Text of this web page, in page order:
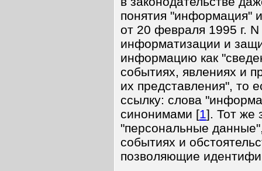
понятия "информация"
от 20 февраля 1995 г.
информатизации и
информацию как
событиях, явлениях и
их представления", то
ссылку: слова
синонимами [1]. Тот же
"персональные
событиях и
позволяющие